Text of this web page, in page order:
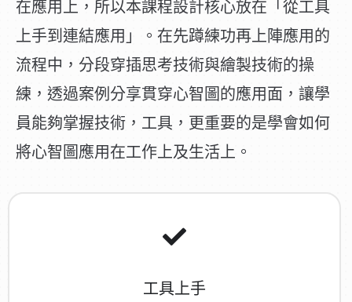
在應用上，所以本課程設計核心放在「從工具
上手到連結應用」。在先蹲練功再上陣應用的
流程中，分段穿插思考技術與繪製技術的操
練，透過案例分享貫穿心智圖的應用面，讓學
員能夠掌握技術，工具，更重要的是學會如何
將心智圖應用在工作上及生活上。
工具上手